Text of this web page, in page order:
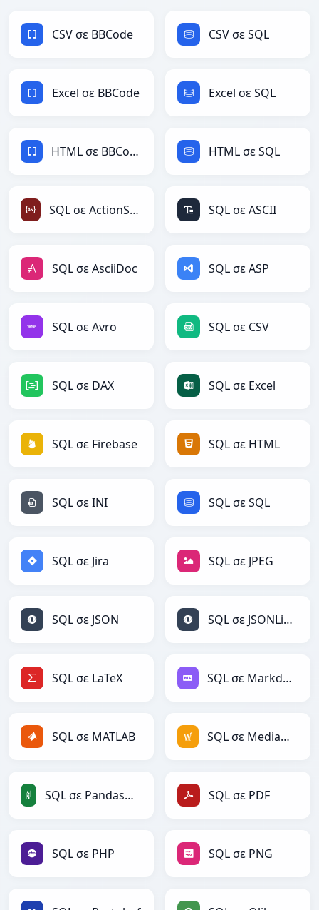
CSV σε BBCode CSV σε SQL
Excel σε BBCode Excel σε SQL
HTML σε BBCode HTML σε SQL
SQL σε ActionScript SQL σε ASCII
SQL σε AsciiDoc SQL σε ASP
SQL σε Avro SQL σε CSV
SQL σε DAX SQL σε Excel
SQL σε Firebase SQL σε HTML
SQL σε INI SQL σε SQL
SQL σε Jira SQL σε JPEG
SQL σε JSON SQL σε JSONLines
SQL σε LaTeX SQL σε Markdown
SQL σε MATLAB SQL σε MediaWiki
SQL σε PandasDataFrame SQL σε PDF
SQL σε PHP SQL σε PNG